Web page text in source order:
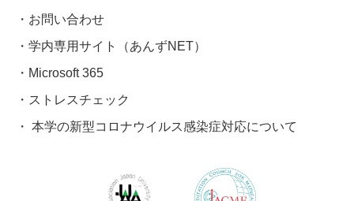
お問い合わせ
学内専用サイト（あんずNET）
Microsoft 365
ストレスチェック
本学の新型コロナウイルス感染症対応について